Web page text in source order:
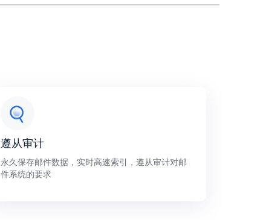
遵从审计
永久保存邮件数据，实时高速索引，遵从审计对邮
件系统的要求